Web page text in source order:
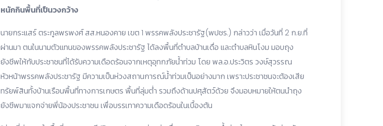
หนักกินพื้นที่เป็นวงกว้าง
นายกระแสร์ ตระกูลพรพงศ์ สส.หนองคาย เขต 1 พรรคพลังประชารัฐ(พปชร.) กล่าวว่า เมื่อวันที่ 2 ก.ย.ที่
ผ่านมา ตนในนามตัวแทนของพรรคพลังประชารัฐ ได้ลงพื้นที่ตำบลบ้านเดื่อ และตำบลหินโงม มอบถุง
ยังชีพให้กับประชาชนที่ได้รับความเดือดร้อนจากเหตุอุทกภัยน้ำท่วม โดย พล.อ.ประวิตร วงษ์สุวรรณ
หัวหน้าพรรคพลังประชารัฐ มีความเป็นห่วงสถานการณ์น้ำท่วมเป็นอย่างมาก เพราะประชาชนจะต้องเสีย
ทรัยพ์สินทั้งบ้านเรือนพื้นที่ทางการเกษตร พื้นที่ลุ่มต่ำ รวมถึงด้านปศุสัตว์ด้วย จึงมอบหมายให้ตนนำถุง
ยังชีพมาแจกจ่ายพี่น้องประชาชน เพื่อบรรเทาความเดือดร้อนในเบื้องต้น